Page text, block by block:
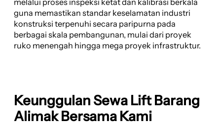
melalui proses inspeksi ketat dan kalibrasi berkala
guna memastikan standar keselamatan industri
konstruksi terpenuhi secara paripurna pada
berbagai skala pembangunan, mulai dari proyek
ruko menengah hingga mega proyek infrastruktur.
Keunggulan Sewa Lift Barang
Alimak Bersama Kami